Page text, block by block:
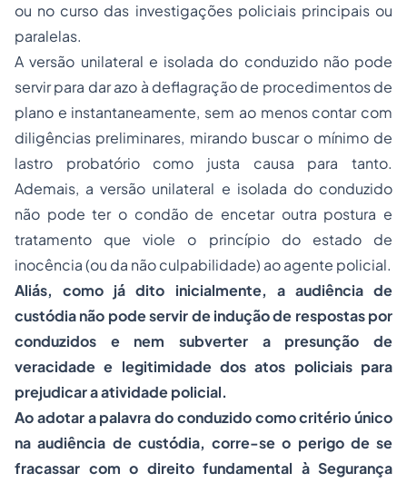
ou no curso das investigações policiais principais ou
paralelas.
A versão unilateral e isolada do conduzido não pode
servir para dar azo à deflagração de procedimentos de
plano e instantaneamente, sem ao menos contar com
diligências preliminares, mirando buscar o mínimo de
lastro probatório como justa causa para tanto.
Ademais, a versão unilateral e isolada do conduzido
não pode ter o condão de encetar outra postura e
tratamento que viole o princípio do estado de
inocência (ou da não culpabilidade) ao agente policial.
Aliás, como já dito inicialmente, a audiência de
custódia não pode servir de indução de respostas por
conduzidos e nem subverter a presunção de
veracidade e legitimidade dos atos policiais para
prejudicar a atividade policial.
Ao adotar a palavra do conduzido como critério único
na audiência de custódia, corre-se o perigo de se
fracassar com o direito fundamental à Segurança